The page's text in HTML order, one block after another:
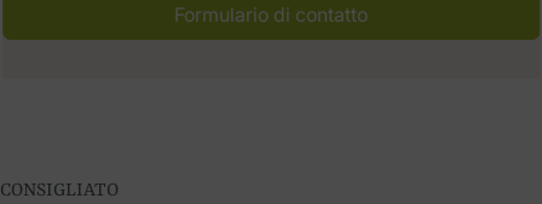
Formulario di contatto
CONSIGLIATO